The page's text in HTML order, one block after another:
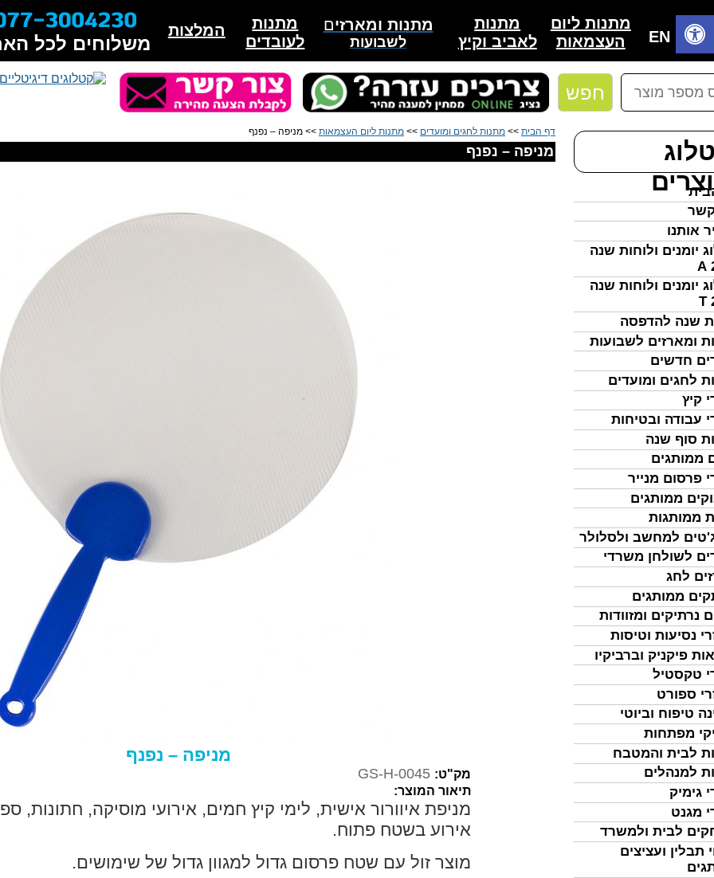
חפש
אותנו
יומנים ולוחות שנה
יומנים ולוחות שנה
שנה להדפסה
ומארזים לשבועות
חדשים
לחגים ומועדים
קיץ
עבודה ובטיחות
סוף שנה
ממותגים
פרסום מנייר
ממותגים
ממותגות
למחשב ולסלולר
לשולחן משרדי
לחג
ממותגים
נרתיקים ומזוודות
נסיעות וטיסות
פיקניק וברביקיו
טקסטיל
ספורט
טיפוח וביוטי
מפתחות
לבית והמטבח
למנהלים
גימיק
מגנט
לבית ולמשרד
תבלין ועציצים
EN
מתנות
לאביב וקיץ
המלצות
מתנות
לעובדים
מתנות ומארזים
לשבועות
מתנות ליום
העצמאות
משלוחים לכל
דף הבית >> מתנות לחגים ומועדים >> מתנות ליום העצמאות >> מניפה – נפנף
מניפה – נפנף
מניפה – נפנף
מק"ט: GS-H-0045
תיאור המוצר:
מניפת איוורור אישית, לימי קיץ חמים, אירועי מוסיקה, חתונות,
אירוע בשטח פתוח.
מוצר זול עם שטח פרסום גדול למגוון גדול של שימושים.